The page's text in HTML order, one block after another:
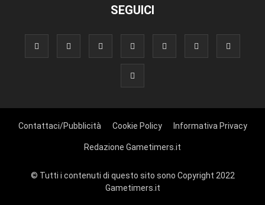
SEGUICI
Contattaci/Pubblicità Cookie Policy Informativa Privacy
Redazione Gametimers.it
© Tutti i contenuti di questo sito sono Copyright 2022
Gametimers.it